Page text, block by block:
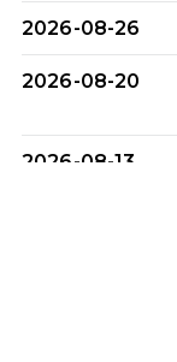
2026-08-26
2026-08-20
2026-08-13